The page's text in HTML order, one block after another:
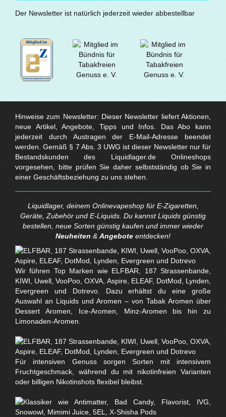
Der Newsletter ist natürlich jederzeit wieder abbestellbar
Hinweise zum Newsletter: Dieser Newsletter liefert Aktionen,
neue Artikel, Angebote, Tipps und Infos. Das Abo kann
jederzeit durch Austragen der E-Mail-Adresse beendet
werden. Gemäß § 7 Abs. 3 UWG ist dieser Newsletter nur für
Bestandskunden des Liquidlager.de Onlineshops
vorgesehen, bitte prüfen Sie daher selbstständig ob Sie in
einer Geschäftsbeziehung zu uns stehen.
Liquidlager, deinem Onlinevapeshop für E-Zigaretten,
Geräte, Zubehör und E-Liquids. Du kannst Liquids günstig
bestellen, neue Sorten günstig kaufen und immer wieder
Neuheiten & Angebote entdecken!
Wir führen Top Marken wie ELFBAR, 187 Strassenbande,
KIWI, Uwell, VooPoo, OXVA, Aspire, ELEAF, DotMod, Lynden,
Evergreen und Dotrevo. Dazu erhältst du eine große
Auswahl an Liquids und Aromen – von Tabak Aromen über
Dessert Aromen, Ice-Aromen, Minz-Aromen bis hin zu
Limonaden-Aromen.
Für intensiven Genuss sorgen Sorten mit intensivem
Fruchtgeschmack, während du mit nikotinfreien Varianten
oder billigen Nikotinshots flexibel bleibst.